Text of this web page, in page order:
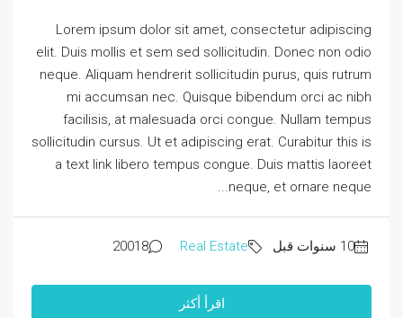
Lorem ipsum dolor sit amet, consectetur adipiscing
elit. Duis mollis et sem sed sollicitudin. Donec non odio
neque. Aliquam hendrerit sollicitudin purus, quis rutrum
mi accumsan nec. Quisque bibendum orci ac nibh
facilisis, at malesuada orci congue. Nullam tempus
sollicitudin cursus. Ut et adipiscing erat. Curabitur this is
a text link libero tempus congue. Duis mattis laoreet
neque, et ornare neque...
Real Estate
20018
اقرأ أكثر